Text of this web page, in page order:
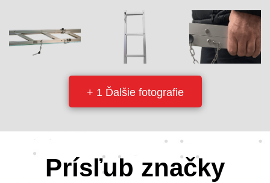
+ 1 Ďalšie fotografie
Prísľub značky